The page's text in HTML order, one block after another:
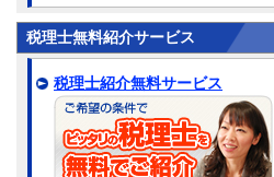
税理士無料紹介サービス
税理士紹介無料サービス